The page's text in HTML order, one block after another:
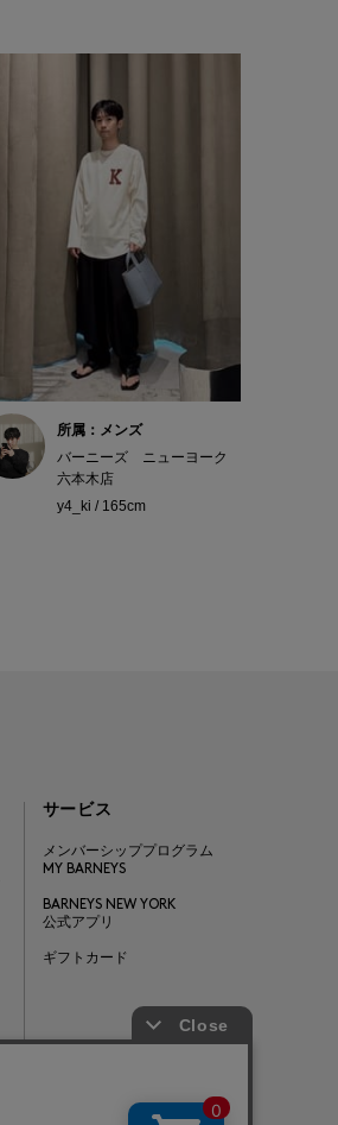
所属：メンズ
バーニーズ ニューヨーク
六本木店
y4_ki / 165cm
サービス
メンバーシッププログラム
MY BARNEYS
BARNEYS NEW YORK
公式アプリ
ギフトカード